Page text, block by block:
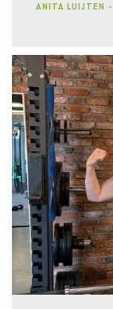
ANITA LUIJTEN -